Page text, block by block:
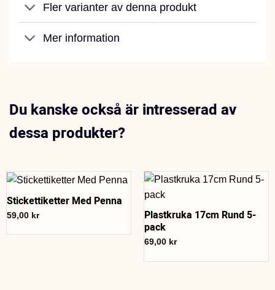
Fler varianter av denna produkt
Mer information
Du kanske också är intresserad av
dessa produkter?
Stickettiketter Med Penna
59,00 kr
Plastkruka 17cm Rund 5-
pack
69,00 kr